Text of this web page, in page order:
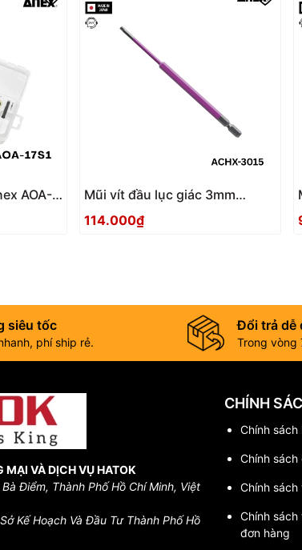
AOA-
Mũi vít đầu lục giác 3mm
ACHX-3015 Anex
114.000₫
siêu tốc
phí ship rẻ.
Đổi trả dễ
Trong vòng
MẠI VÀ DỊCH VỤ HATOK
Điểm, Thành Phố Hồ Chí Minh, Việt
Kế Hoạch Và Đầu Tư Thành Phố Hồ
CHÍNH
Chính sách
Chính
Chính
Chính
đơn hàng